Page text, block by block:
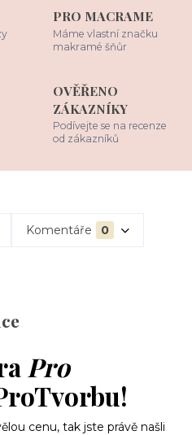
PRO MACRAME
Máme vlastní značku
makramé šňůr
OVĚŘENO
ZÁKAZNÍKY
Podívejte se na recenze
od zákazníků
Komentáře 0
Pro
cenu, tak jste právě našli